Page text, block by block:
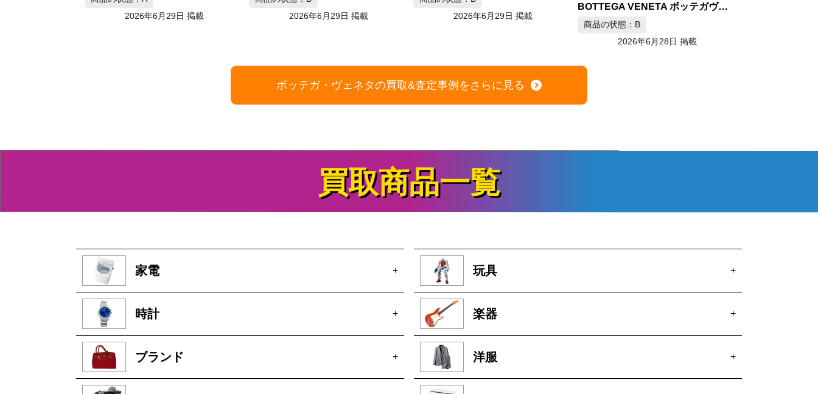
2026年6月29日 掲載
2026年6月29日 掲載
2026年6月29日 掲載
BOTTEGA VENETA ボッテガヴェネタ トートバッグ カバPM
2026年6月28日 掲載
ボッテガ・ヴェネタの買取&査定事例をさらに見る
買取商品一覧
家電 +
時計 +
ブランド +
玩具 +
楽器 +
洋服 +